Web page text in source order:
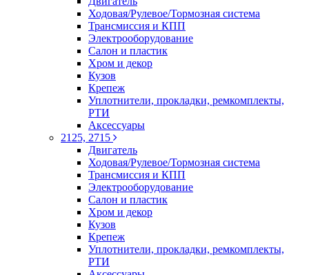
Ходовая/Рулевое/Тормозная система
Трансмиссия и КПП
Электрооборудование
Салон и пластик
Хром и декор
Кузов
Крепеж
Уплотнители, прокладки, ремкомплекты,
РТИ
Аксессуары
2125, 2715
Двигатель
Ходовая/Рулевое/Тормозная система
Трансмиссия и КПП
Электрооборудование
Салон и пластик
Хром и декор
Кузов
Крепеж
Уплотнители, прокладки, ремкомплекты,
РТИ